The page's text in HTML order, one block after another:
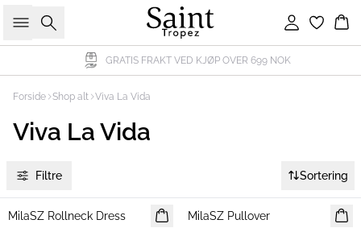
Søk Logg inn
GRATIS FRAKT VED KJØP OVER 699 NOK
Forside Shop alt Viva La Vida
Viva La Vida
Filtre Sortering
NYHET
MilaSZ Rollneck Dress
NYHET
MilaSZ Pullover